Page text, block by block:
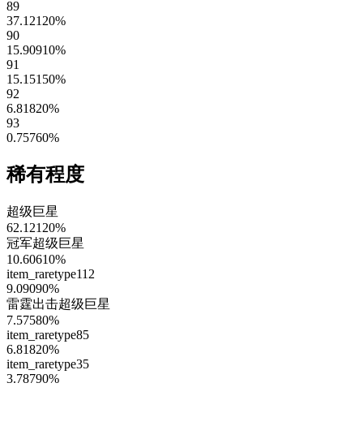
89
37.12120%
90
15.90910%
91
15.15150%
92
6.81820%
93
0.75760%
稀有程度
超级巨星
62.12120%
冠军超级巨星
10.60610%
item_raretype112
9.09090%
雷霆出击超级巨星
7.57580%
item_raretype85
6.81820%
item_raretype35
3.78790%